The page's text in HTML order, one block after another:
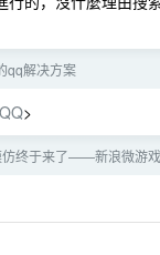
qq解决方案
>
仿终于来了——新浪微游